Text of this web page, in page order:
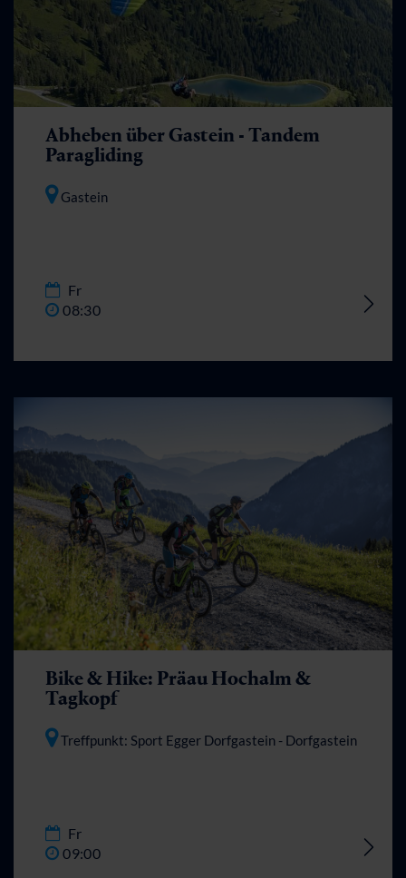
Abheben über Gastein - Tandem
Paragliding
Gastein
Fr
08:30
Bike & Hike: Präau Hochalm &
Tagkopf
Treffpunkt: Sport Egger Dorfgastein - Dorfgastein
Fr
09:00